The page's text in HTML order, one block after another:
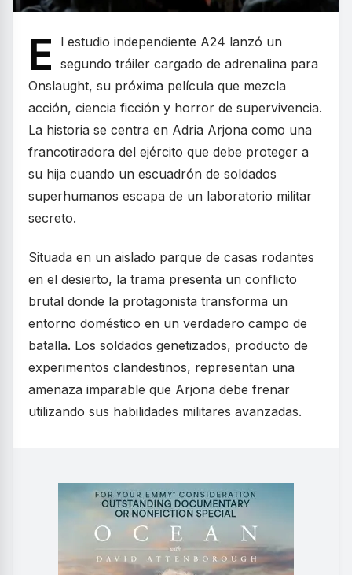
E
l estudio independiente A24 lanzó un
segundo tráiler cargado de adrenalina para
Onslaught, su próxima película que mezcla
acción, ciencia ficción y horror de supervivencia.
La historia se centra en Adria Arjona como una
francotiradora del ejército que debe proteger a
su hija cuando un escuadrón de soldados
superhumanos escapa de un laboratorio militar
secreto.
Situada en un aislado parque de casas rodantes
en el desierto, la trama presenta un conflicto
brutal donde la protagonista transforma un
entorno doméstico en un verdadero campo de
batalla. Los soldados genetizados, producto de
experimentos clandestinos, representan una
amenaza imparable que Arjona debe frenar
utilizando sus habilidades militares avanzadas.